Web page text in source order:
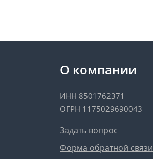
О компании
ИНН 8501762371
ОГРН 1175029690043
Задать вопрос
Форма обратной связи